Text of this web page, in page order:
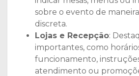
sobre o evento de
discreta.
Lojas e Recepção:
importantes, como
funcionamento,
atendimento ou